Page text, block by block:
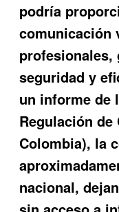
podría
comunicación
profesionales,
seguridad y
un informe de
Regulación
Colombia), la
nacional,